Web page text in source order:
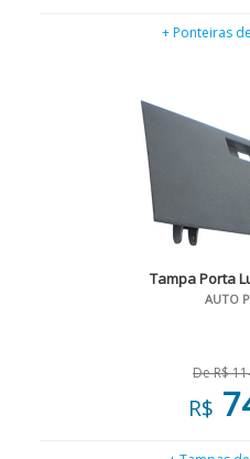
+ Ponteiras
Tampa Porta
AUTO
De R$
R$